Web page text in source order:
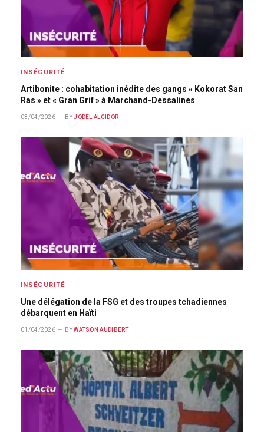
INSÉCURITÉ
Artibonite : cohabitation inédite des gangs « Kokorat San
Ras » et « Gran Grif » à Marchand-Dessalines
03/04/2026 BY JODEL ALCIDOR
INSÉCURITÉ
Une délégation de la FSG et des troupes tchadiennes
débarquent en Haïti
01/04/2026 BY WATSON AUDIBERT